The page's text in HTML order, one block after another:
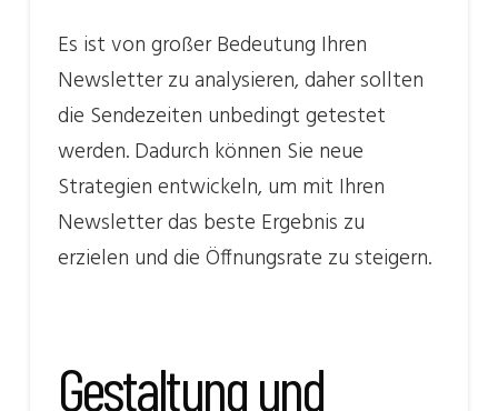
Es ist von großer Bedeutung Ihren
Newsletter zu analysieren, daher sollten
die Sendezeiten unbedingt getestet
werden. Dadurch können Sie neue
Strategien entwickeln, um mit Ihren
Newsletter das beste Ergebnis zu
erzielen und die Öffnungsrate zu steigern.
Gestaltung und